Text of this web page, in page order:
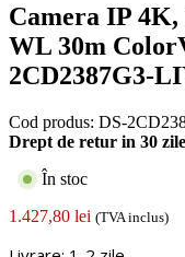
Camera IP
WL 30m
2CD2387G3-
Cod produs: DS-
Drept de retur in 30
În stoc
1.427,80 lei (TVA inclus)